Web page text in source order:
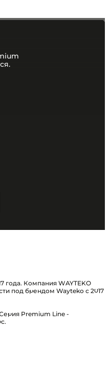
года. Компания WAYTEKO
под брендом Wayteko с 2017
Premium Line -